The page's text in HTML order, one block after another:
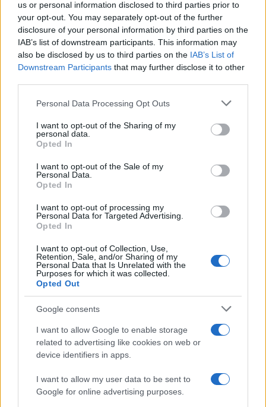
us or personal information disclosed to third parties prior to
your opt-out. You may separately opt-out of the further
disclosure of your personal information by third parties on the
IAB’s list of downstream participants. This information may
also be disclosed by us to third parties on the IAB’s List of
Downstream Participants that may further disclose it to other
Please note that this website/app uses one or more Google
not limited to your visit or usage behaviour. You may click to
grant or deny consent to Google and its third-party tags to
use your data for below specified purposes in below Google
consent section.
Personal Data Processing Opt Outs
I want to opt-out of the Sharing of my
personal data.
Opted In
I want to opt-out of the Sale of my
Personal Data.
Opted In
I want to opt-out of processing my
Personal Data for Targeted Advertising.
Opted In
I want to opt-out of Collection, Use,
Retention, Sale, and/or Sharing of my
Personal Data that Is Unrelated with the
Purposes for which it was collected.
Opted Out
Google consents
I want to allow Google to enable storage
related to advertising like cookies on web or
device identifiers in apps.
I want to allow my user data to be sent to
Google for online advertising purposes.
Retiradas da caderneta de poupança superam depósitos em R$
7,152 bilhões
Beatriz Almeida · 7 ago 2026
Autoridades do Fed avaliam impacto dos investimentos
acelerados em inteligência artificial
COTAÇÕES CRYPTO
Nome Preço